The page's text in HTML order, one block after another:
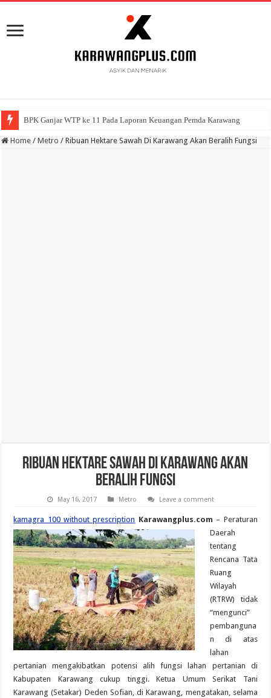
BPK Ganjar WTP ke 11 Pada Laporan Keuangan Pemda Karawang
Home / Metro / Ribuan Hektare Sawah Di Karawang Akan Beralih Fungsi
Ribuan Hektare Sawah Di Karawang Akan
Beralih Fungsi
May 16, 2017 Metro Leave a comment
kamagra 100 without prescription Karawangplus.com – Peraturan
Daerah
tentang
Rencana Tata
Ruang
Wilayah
(RTRW) tidak
“mengunci”
pembanguna
n di atas
lahan
pertanian mengakibatkan potensi alih fungsi lahan pertanian di
Kabupaten Karawang cukup tinggi. Ketua Umum Serikat Tani
Karawang (Setakar) Deden Sofian, di Karawang, mengatakan, selama